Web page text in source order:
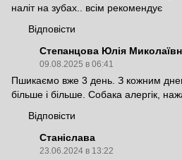
наліт на зубах.. всім рекомендує
Відповісти
Степанцова Юлія
09.08.2025 в 06:41
Пшикаємо вже 3 день. З кожним
більше і більше. Собака алергік,
Відповісти
Станіслава
23.06.2024 в 13:22